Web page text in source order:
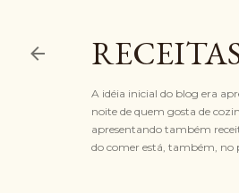
A idéia inicial do blog era
noite de quem gosta de
apresentando também
do comer está, também, no